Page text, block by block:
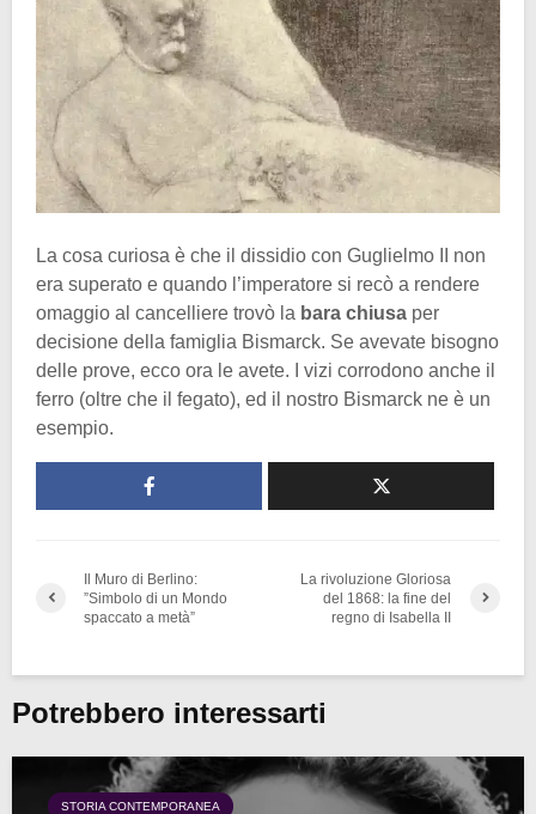
La cosa curiosa è che il dissidio con Guglielmo II non
era superato e quando l’imperatore si recò a rendere
omaggio al cancelliere trovò la bara chiusa per
decisione della famiglia Bismarck. Se avevate bisogno
delle prove, ecco ora le avete. I vizi corrodono anche il
ferro (oltre che il fegato), ed il nostro Bismarck ne è un
esempio.
Il Muro di Berlino:
”Simbolo di un Mondo
spaccato a metà”
La rivoluzione Gloriosa
del 1868: la fine del
regno di Isabella II
Potrebbero interessarti
STORIA CONTEMPORANEA